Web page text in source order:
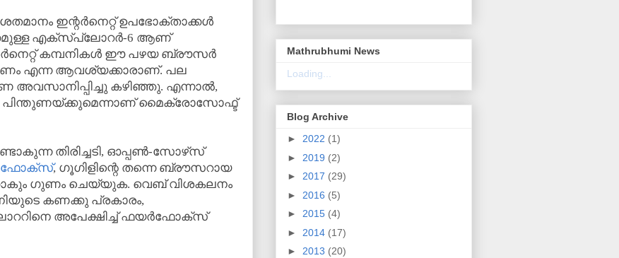
ഇന്റര്‍നെറ്റ് ഉപഭോക്താക്കള്‍
എക്‌സ്‌പ്ലോറര്‍-6 ആണ്
കമ്പനികള്‍ ഈ പഴയ ബ്രൗസര്‍
എന്ന ആവശ്യക്കാരാണ്. പല
അവസാനിപ്പിച്ചു കഴിഞ്ഞു. എന്നാല്‍,
പിന്തുണയ്ക്കുമെന്നാണ് മൈക്രോസോഫ്ട്
തിരിച്ചടി, ഓപ്പണ്‍-സോഴ്‌സ്
, ഗൂഗിളിന്റെ തന്നെ ബ്രൗസറായ
ഗുണം ചെയ്യുക. വെബ് വിശകലനം
കണക്കു പ്രകാരം,
അപേക്ഷിച്ച് ഫയര്‍ഫോക്‌സ്
Mathrubhumi News
Loading...
Blog Archive
► 2022 (1)
► 2019 (2)
► 2017 (29)
► 2016 (5)
► 2015 (4)
► 2014 (17)
► 2013 (20)